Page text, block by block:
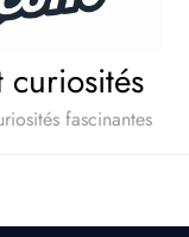
curiosités
fascinantes